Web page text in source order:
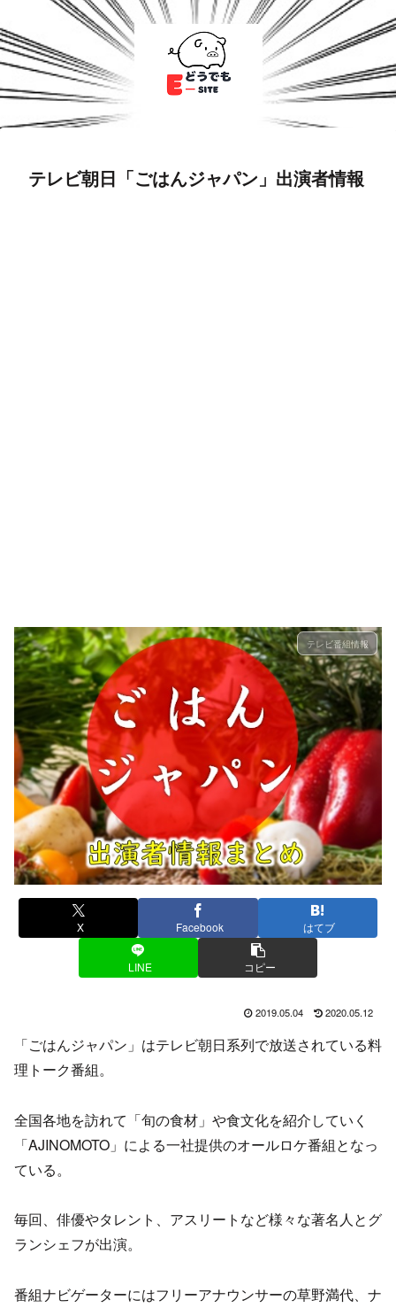
テレビ朝日「ごはんジャパン」出演者情報
テレビ番組情報
X Facebook はてブ
LINE コピー
2019.05.04 2020.05.12
「ごはんジャパン」はテレビ朝日系列で放送されている料
理トーク番組。
全国各地を訪れて「旬の食材」や食文化を紹介していく
「AJINOMOTO」による一社提供のオールロケ番組となっ
ている。
毎回、俳優やタレント、アスリートなど様々な著名人とグ
ランシェフが出演。
番組ナビゲーターにはフリーアナウンサーの草野満代、ナ